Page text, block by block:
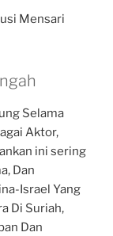
Mensari
Selama
Aktor,
ini sering
Dan
Israel Yang
Di Suriah,
Dan